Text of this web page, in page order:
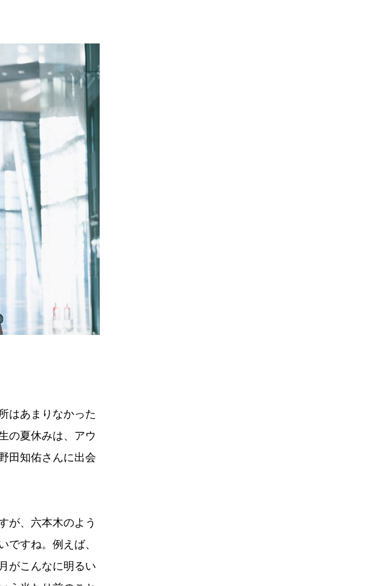
はあまりなかった
の夏休みは、アウ
田知佑さんに出会
が、六本木のよう
すね。例えば、
がこんなに明るい